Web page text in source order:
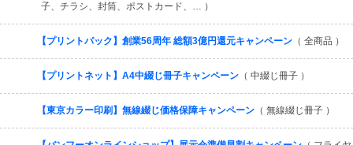
子、チラシ、封筒、ポストカード、… ）
【プリントパック】創業56周年 総額3億円還元キャンペーン （ 全商品 ）
【プリントネット】A4中綴じ冊子キャンペーン （ 中綴じ冊子 ）
【東京カラー印刷】無線綴じ価格保障キャンペーン （ 無線綴じ冊子 ）